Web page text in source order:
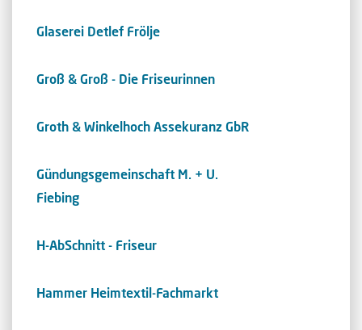
Glaserei Detlef Frölje
Groß & Groß - Die Friseurinnen
Groth & Winkelhoch Assekuranz GbR
Gündungsgemeinschaft M. + U.
Fiebing
H-AbSchnitt - Friseur
Hammer Heimtextil-Fachmarkt